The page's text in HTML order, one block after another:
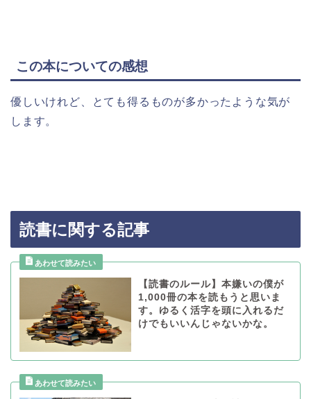
この本についての感想
優しいけれど、とても得るものが多かったような気が
します。
読書に関する記事
【読書のルール】本嫌いの僕が
1,000冊の本を読もうと思いま
す。ゆるく活字を頭に入れるだ
けでもいいんじゃないかな。